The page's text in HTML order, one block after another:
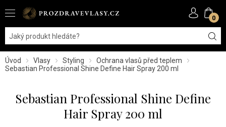
0
Úvod Vlasy Styling
Ochrana vlasů před teplem
Sebastian Professional Shine Define Hair Spray 200 ml
Sebastian Professional Shine Define
Hair Spray 200 ml